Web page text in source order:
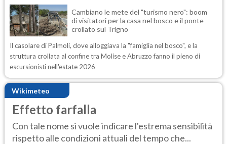
Cambiano le mete del "turismo nero": boom
di visitatori per la casa nel bosco e il ponte
crollato sul Trigno
Il casolare di Palmoli, dove alloggiava la "famiglia nel bosco", e la
struttura crollata al confine tra Molise e Abruzzo fanno il pieno di
escursionisti nell'estate 2026
Wikimeteo
Effetto farfalla
Con tale nome si vuole indicare l'estrema sensibilità
rispetto alle condizioni attuali del tempo che...